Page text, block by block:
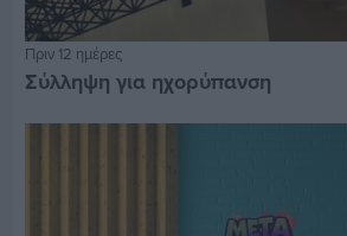
Πριν 12 ημέρες
Σύλληψη για ηχορύπανση